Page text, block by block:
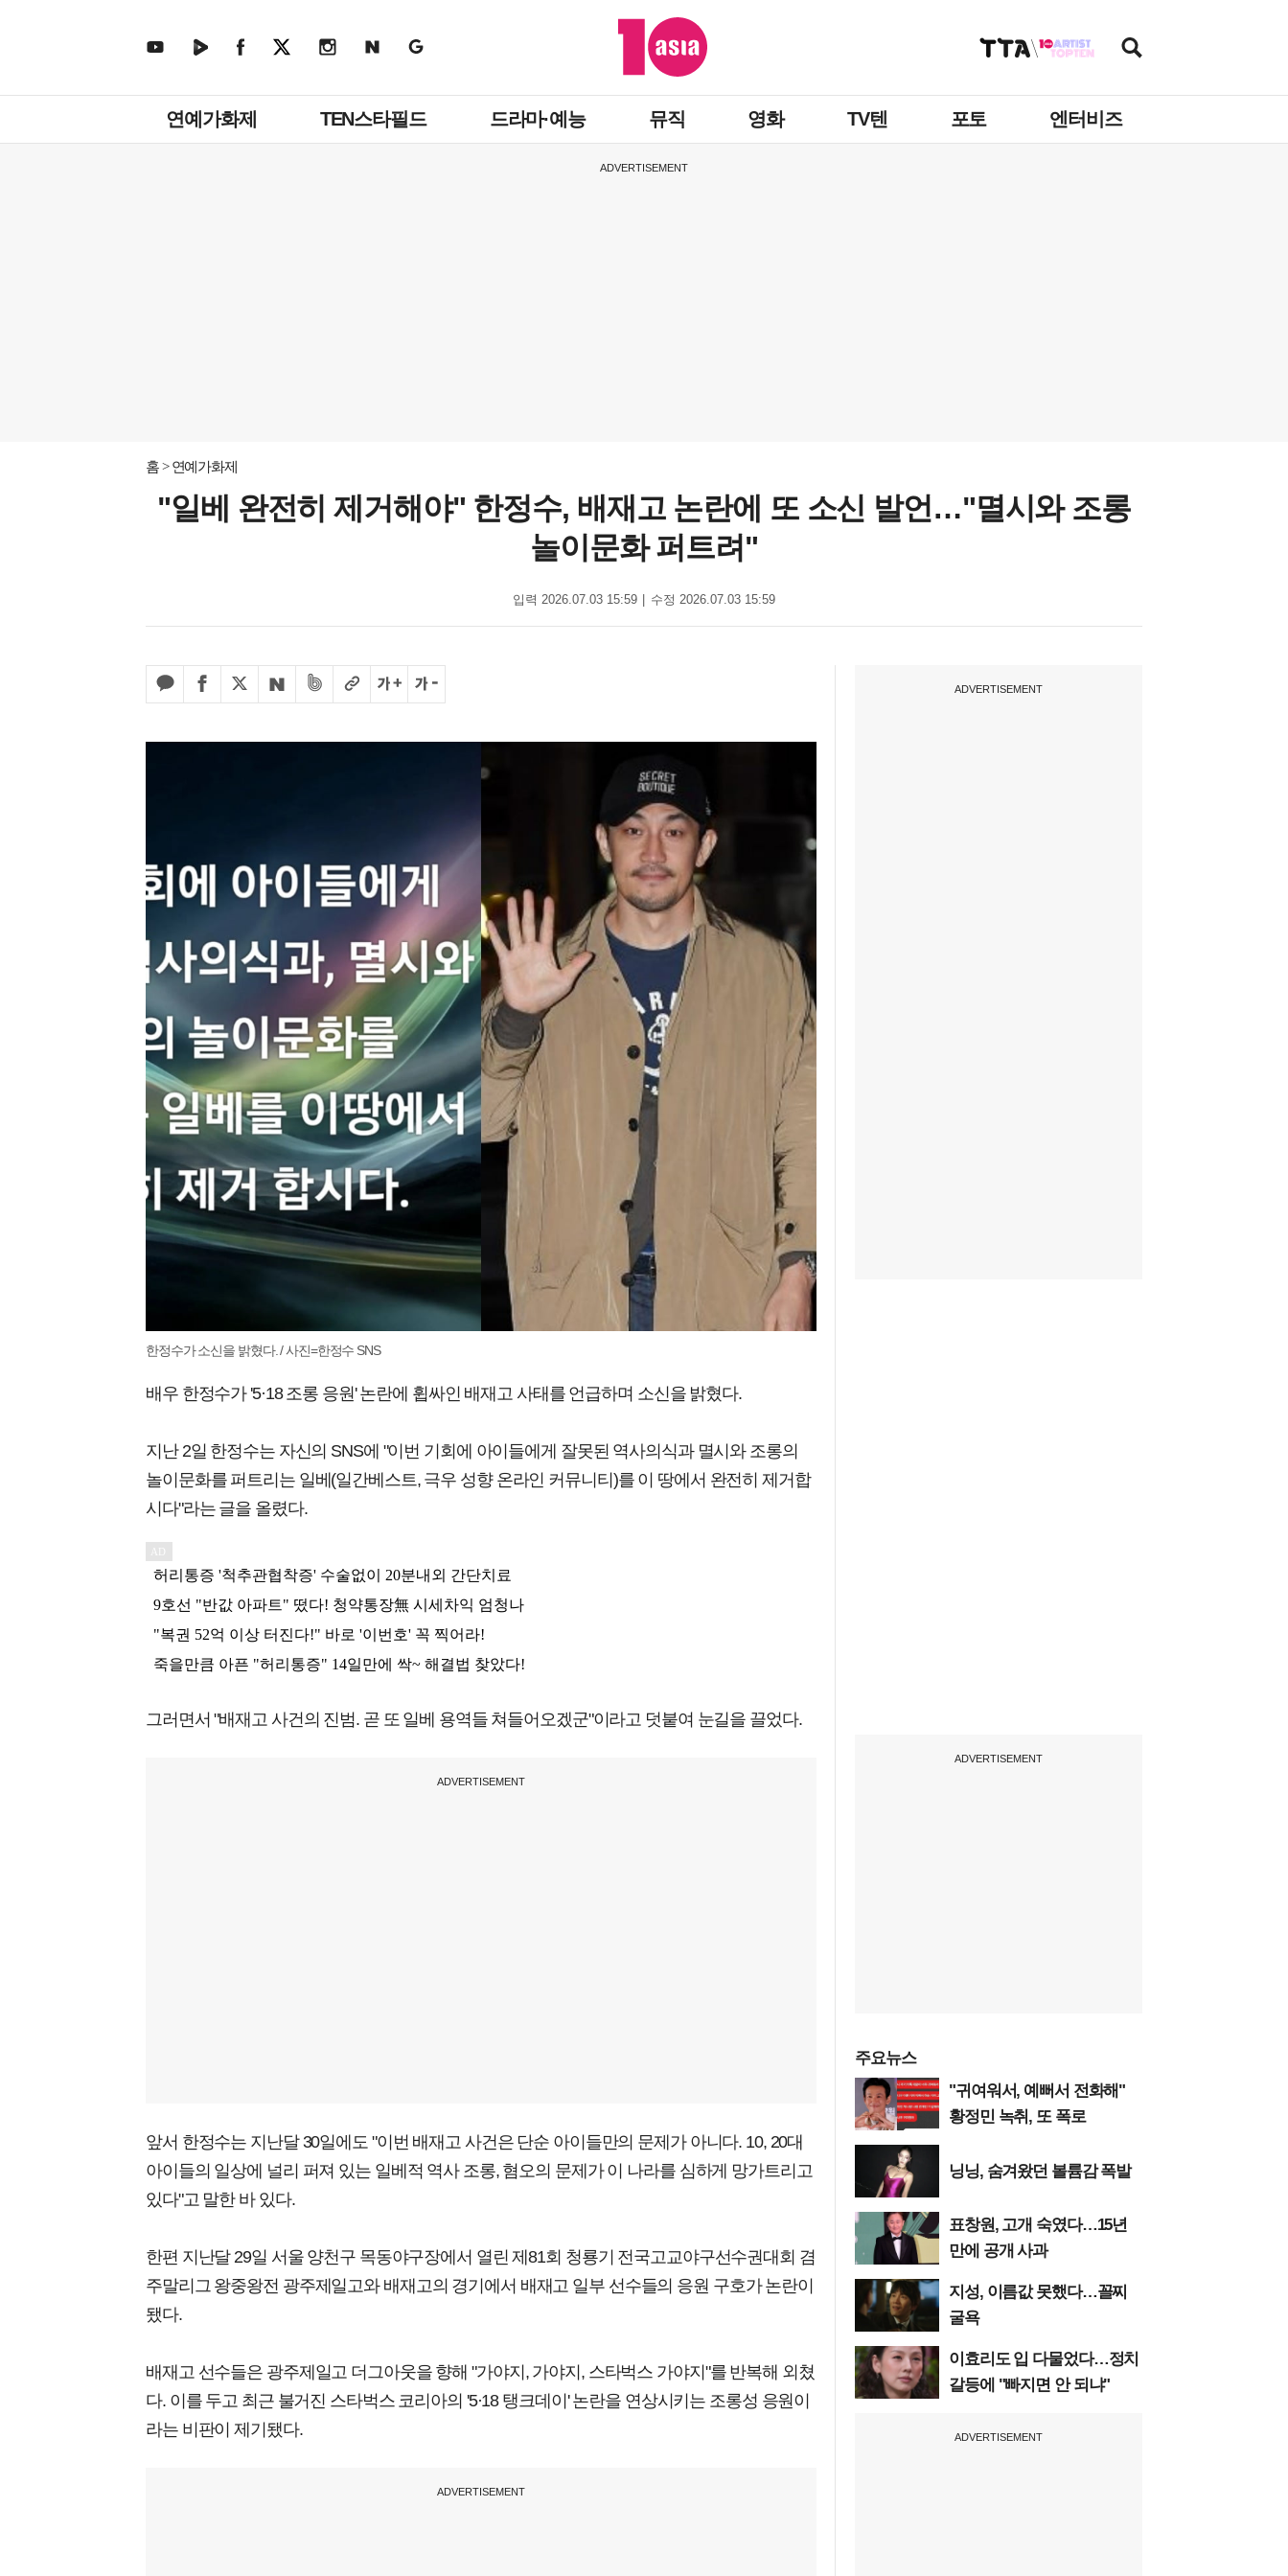
뉴
연예가화제 TEN스타필드 드라마·예능 뮤직 영화 TV텐 포토 엔터비즈
ADVERTISEMENT
홈 연예가화제
"일베 완전히 제거해야" 한정수, 배재고 논란에 또 소신 발언…"멸시와 조롱
놀이문화 퍼트려"
입력 2026.07.03 15:59 수정 2026.07.03 15:59
한정수가 소신을 밝혔다. / 사진=한정수 SNS
배우 한정수가 '5·18 조롱 응원' 논란에 휩싸인 배재고 사태를 언급하며 소신을 밝혔다.
지난 2일 한정수는 자신의 SNS에 "이번 기회에 아이들에게 잘못된 역사의식과 멸시와 조롱의
놀이문화를 퍼트리는 일베(일간베스트, 극우 성향 온라인 커뮤니티)를 이 땅에서 완전히 제거합
시다"라는 글을 올렸다.
그러면서 "배재고 사건의 진범. 곧 또 일베 용역들 쳐들어오겠군"이라고 덧붙여 눈길을 끌었다.
ADVERTISEMENT
앞서 한정수는 지난달 30일에도 "이번 배재고 사건은 단순 아이들만의 문제가 아니다. 10, 20대
아이들의 일상에 널리 퍼져 있는 일베적 역사 조롱, 혐오의 문제가 이 나라를 심하게 망가트리고
있다"고 말한 바 있다.
한편 지난달 29일 서울 양천구 목동야구장에서 열린 제81회 청룡기 전국고교야구선수권대회 겸
주말리그 왕중왕전 광주제일고와 배재고의 경기에서 배재고 일부 선수들의 응원 구호가 논란이
됐다.
배재고 선수들은 광주제일고 더그아웃을 향해 "가야지, 가야지, 스타벅스 가야지"를 반복해 외쳤
다. 이를 두고 최근 불거진 스타벅스 코리아의 '5·18 탱크데이' 논란을 연상시키는 조롱성 응원이
라는 비판이 제기됐다.
ADVERTISEMENT
ADVERTISEMENT
ADVERTISEMENT
주요뉴스
"귀여워서, 예뻐서 전화해"
황정민 녹취, 또 폭로
닝닝, 숨겨왔던 볼륨감 폭발
표창원, 고개 숙였다…15년
만에 공개 사과
지성, 이름값 못했다…꼴찌
굴욕
이효리도 입 다물었다…정치
갈등에 "빠지면 안 되냐"
ADVERTISEMENT